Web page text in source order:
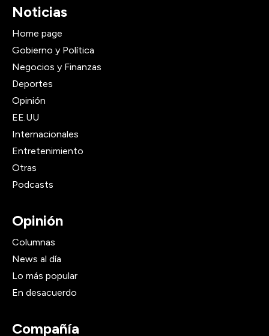
Noticias
Home page
Gobierno y Política
Negocios y Finanzas
Deportes
Opinión
EE.UU
Internacionales
Entretenimiento
Otras
Podcasts
Opinión
Columnas
News al día
Lo más popular
En desacuerdo
Compañía